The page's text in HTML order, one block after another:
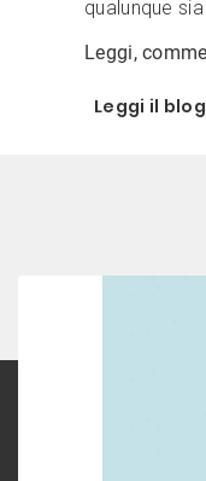
qualunque
Leggi,
Leggi il blog